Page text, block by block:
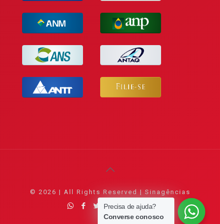
© 2026 | All Rights Reserved | Sinagências
Precisa de ajuda?
Converse conosco